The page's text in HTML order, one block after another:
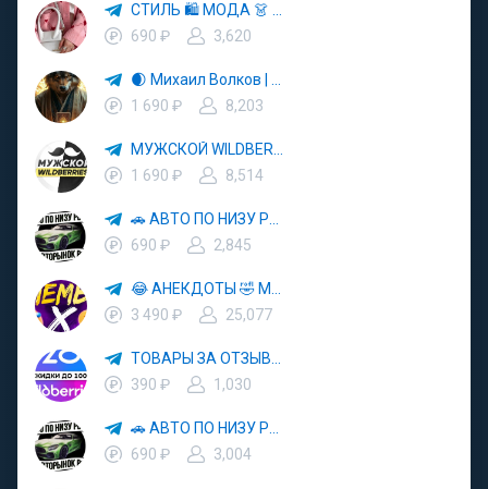
690 ₽
3,620
1 690 ₽
8,203
1 690 ₽
8,514
690 ₽
2,845
3 490 ₽
25,077
390 ₽
1,030
690 ₽
3,004